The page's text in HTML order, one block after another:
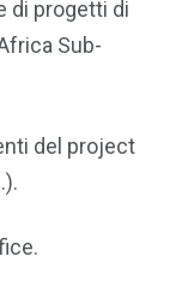
di progetti di
Sub-
del project